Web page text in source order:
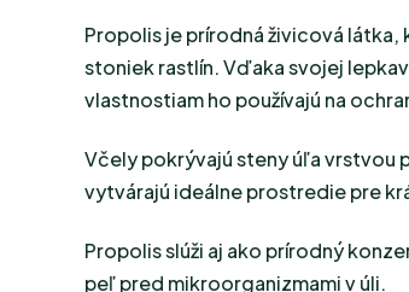
Propolis je prírodná živicová
stoniek rastlín. Vďaka svojej
vlastnostiam ho používajú na
Včely pokrývajú steny úľa vrstvou
vytvárajú ideálne prostredie pre
Propolis slúži aj ako prírodný
peľ pred mikroorganizmami v úli.